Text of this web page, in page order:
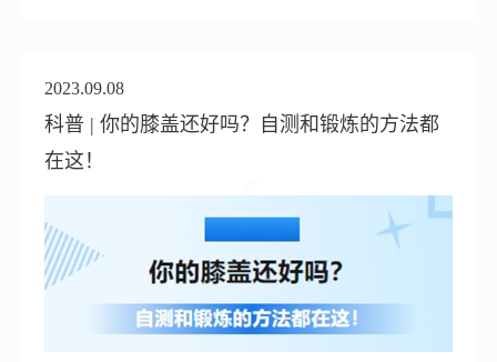
2023.09.08
科普 | 你的膝盖还好吗？自测和锻炼的方法都
在这！